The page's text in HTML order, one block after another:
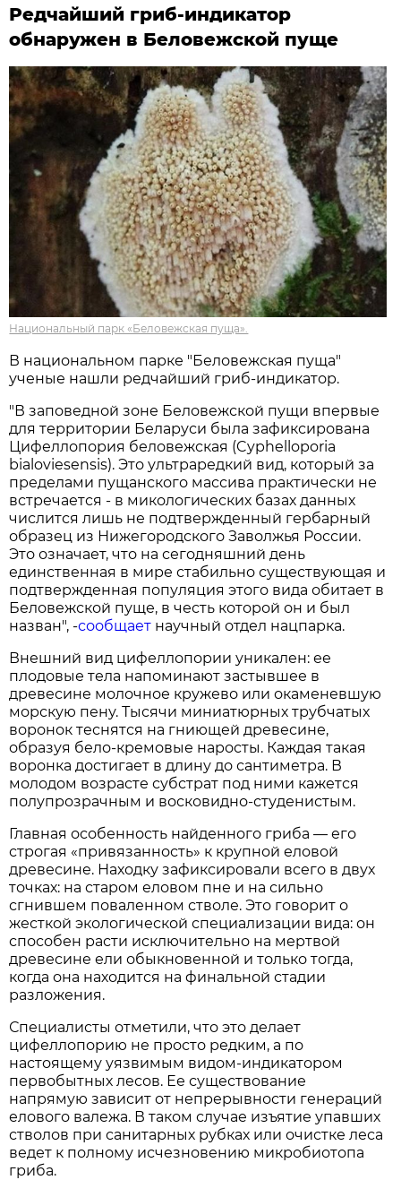
Редчайший гриб-индикатор
обнаружен в Беловежской пуще
Национальный парк «Беловежская пуща».
В национальном парке "Беловежская пуща"
ученые нашли редчайший гриб-индикатор.
"В заповедной зоне Беловежской пущи впервые
для территории Беларуси была зафиксирована
Цифеллопория беловежская (Cyphelloporia
bialoviesensis). Это ультраредкий вид, который за
пределами пущанского массива практически не
встречается - в микологических базах данных
числится лишь не подтвержденный гербарный
образец из Нижегородского Заволжья России.
Это означает, что на сегодняшний день
единственная в мире стабильно существующая и
подтвержденная популяция этого вида обитает в
Беловежской пуще, в честь которой он и был
назван", -сообщает научный отдел нацпарка.
Внешний вид цифеллопории уникален: ее
плодовые тела напоминают застывшее в
древесине молочное кружево или окаменевшую
морскую пену. Тысячи миниатюрных трубчатых
воронок теснятся на гниющей древесине,
образуя бело-кремовые наросты. Каждая такая
воронка достигает в длину до сантиметра. В
молодом возрасте субстрат под ними кажется
полупрозрачным и восковидно-студенистым.
Главная особенность найденного гриба — его
строгая «привязанность» к крупной еловой
древесине. Находку зафиксировали всего в двух
точках: на старом еловом пне и на сильно
сгнившем поваленном стволе. Это говорит о
жесткой экологической специализации вида: он
способен расти исключительно на мертвой
древесине ели обыкновенной и только тогда,
когда она находится на финальной стадии
разложения.
Специалисты отметили, что это делает
цифеллопорию не просто редким, а по
настоящему уязвимым видом-индикатором
первобытных лесов. Ее существование
напрямую зависит от непрерывности генераций
елового валежа. В таком случае изъятие упавших
стволов при санитарных рубках или очистке леса
ведет к полному исчезновению микробиотопа
гриба.